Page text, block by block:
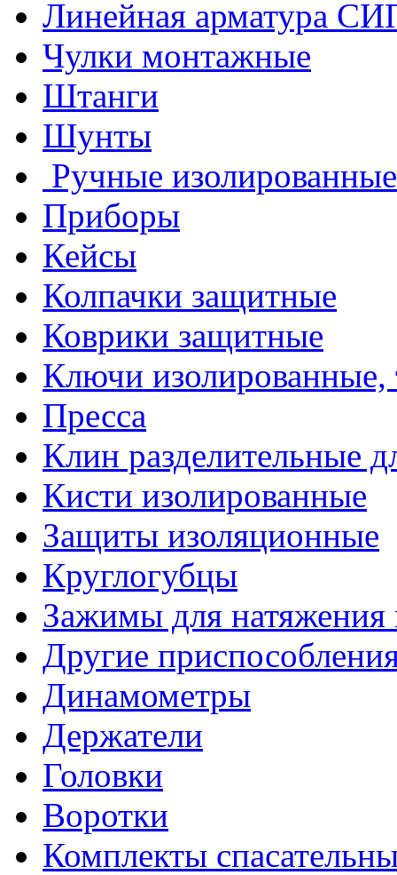
- трехфазным
включения;
- отделителем или
- автоматическими
необходимости УЗО;
- пломбирующими
доступ к приборам
Подробнее
Гильзы SECTOR ENERGO.pdf
Сезонные испытания корпусов из SMC с
SMC.pdf
Линейная арматура
Чулки монтажные
Штанги
Шунты
Ручные
Приборы
Кейсы
Колпачки защитные
Коврики защитные
Ключи изолированные,
Пресса
Клин разделительные
Кисти изолированные
Защиты изоляционные
Круглогубцы
Зажимы для натяжения
Другие
Динамометры
Держатели
Головки
Воротки
Комплекты